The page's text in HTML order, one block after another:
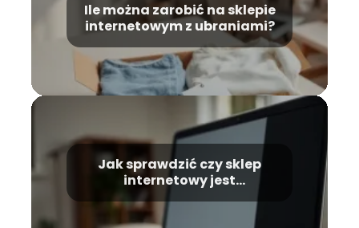
Ile można zarobić na sklepie
internetowym z ubraniami?
Jak sprawdzić czy sklep
internetowy jest
wiarygodny?